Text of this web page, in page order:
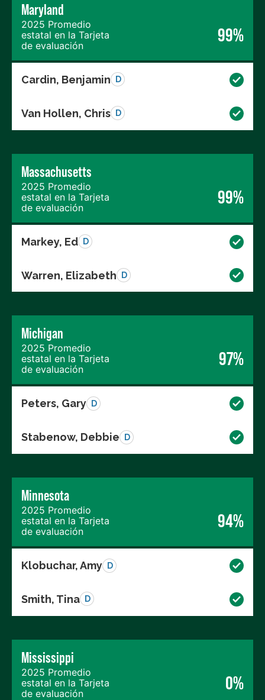
Maryland
2025 Promedio
estatal en la Tarjeta
de evaluación
99%
Cardin, Benjamin D
Van Hollen, Chris D
Massachusetts
2025 Promedio
estatal en la Tarjeta
de evaluación
99%
Markey, Ed D
Warren, Elizabeth D
Michigan
2025 Promedio
estatal en la Tarjeta
de evaluación
97%
Peters, Gary D
Stabenow, Debbie D
Minnesota
2025 Promedio
estatal en la Tarjeta
de evaluación
94%
Klobuchar, Amy D
Smith, Tina D
Mississippi
2025 Promedio
estatal en la Tarjeta
de evaluación
0%